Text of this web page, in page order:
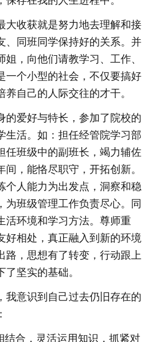
大收获就是努力地去理解和接
、同班同学保持好的关系。并
，向他们请教学习、工作、
一个小型的社会，不仅要搞好
自己的人际交往的才干。
的爱好与特长，参加了院校的
生活。如：担任经管院学习部
任班级中的副班长，竭力辅佐
，能恪尽职守，开拓创新。
个人能力为出发点，洞察和稳
为班级管理工作负责尽心。同
活环境和学习方法。尊师重
好相处，真正融入到新的环境
路，思想有了转变，行动跟上
坚实的基础。
我意识到自己过去仍旧存在的
结合，灵活运用知识，抓紧对